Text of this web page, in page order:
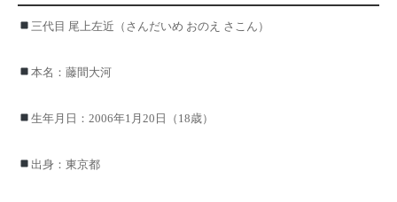
三代目 尾上左近（さんだいめ おのえ さこん）
本名：藤間大河
生年月日：2006年1月20日（18歳）
出身：東京都